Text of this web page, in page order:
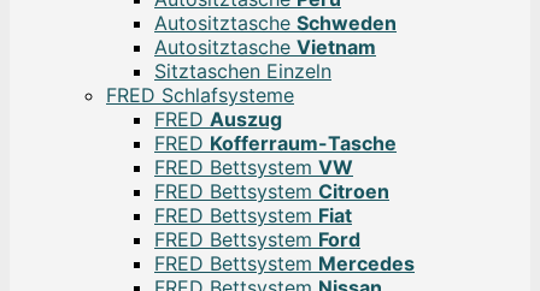
Autositztasche Schweden
Autositztasche Vietnam
Sitztaschen Einzeln
FRED Schlafsysteme
FRED Auszug
FRED Kofferraum-Tasche
FRED Bettsystem VW
FRED Bettsystem Citroen
FRED Bettsystem Fiat
FRED Bettsystem Ford
FRED Bettsystem Mercedes